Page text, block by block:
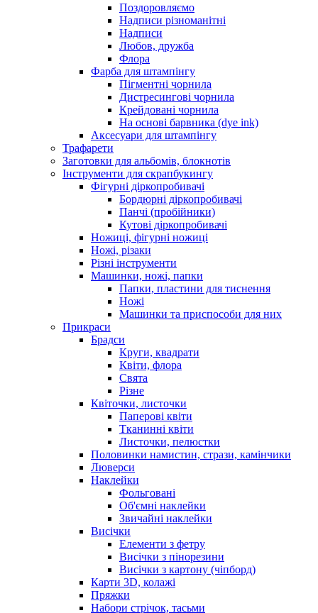
Поздоровляємо
Надписи різноманітні
Надписи
Любов, дружба
Флора
Фарба для штампінгу
Пігментні чорнила
Дистресингові чорнила
Крейдовані чорнила
На основі барвника (dye ink)
Аксесуари для штампінгу
Трафарети
Заготовки для альбомів, блокнотів
Інструменти для скрапбукингу
Фігурні діркопробивачі
Бордюрні діркопробивачі
Панчі (пробійники)
Кутові діркопробивачі
Ножиці, фігурні ножиці
Ножі, різаки
Різні інструменти
Машинки, ножі, папки
Папки, пластини для тиснення
Ножі
Машинки та приспособи для них
Прикраси
Брадси
Круги, квадрати
Квіти, флора
Свята
Різне
Квіточки, листочки
Паперові квіти
Тканинні квіти
Листочки, пелюстки
Половинки намистин, стрази, камінчики
Люверси
Наклейки
Фольговані
Об'ємні наклейки
Звичайні наклейки
Висічки
Елементи з фетру
Висічки з пінорезини
Висічки з картону (чіпборд)
Карти 3D, колажі
Пряжки
Набори стрічок, тасьми